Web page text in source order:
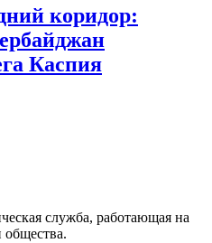
коридор:
Каспия
служба, работающая на